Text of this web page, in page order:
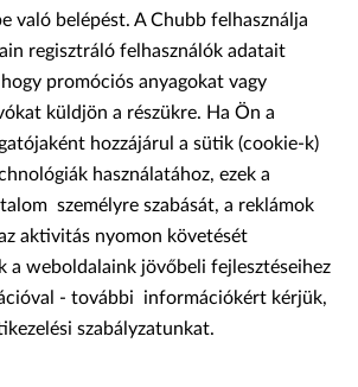
való belépést. A Chubb felhasználja
regisztráló felhasználók adatait
promóciós anyagokat vagy
küldjön a részükre. Ha Ön a
hozzájárul a sütik (cookie-k)
használatához, ezek a
személyre szabását, a reklámok
aktivitás nyomon követését
a weboldalaink jövőbeli fejlesztéseihez
- további információkért kérjük,
szabályzatunkat.